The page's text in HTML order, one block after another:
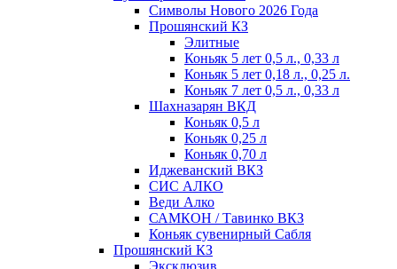
Символы Нового 2026 Года
Прошянский КЗ
Элитные
Коньяк 5 лет 0,5 л., 0,33 л
Коньяк 5 лет 0,18 л., 0,25 л.
Коньяк 7 лет 0,5 л., 0,33 л
Шахназарян ВКД
Коньяк 0,5 л
Коньяк 0,25 л
Коньяк 0,70 л
Иджеванский ВКЗ
СИС АЛКО
Веди Алко
САМКОН / Тавинко ВКЗ
Коньяк сувенирный Сабля
Прошянский КЗ
Эксклюзив